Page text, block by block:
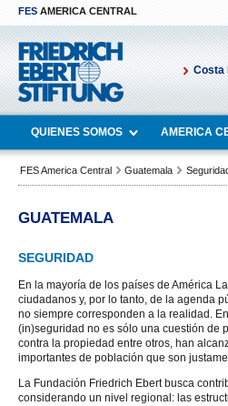
FES AMERICA CENTRAL
Costa
QUIENES SOMOS AMERICA
FES America Central Guatemala
GUATEMALA
SEGURIDAD
En la mayoría de los países de América
ciudadanos y, por lo tanto, de la agenda
no siempre corresponden a la realidad.
(in)seguridad no es sólo una cuestión de
contra la propiedad entre otros, han
importantes de población que son
La Fundación Friedrich Ebert busca
considerando un nivel regional: las